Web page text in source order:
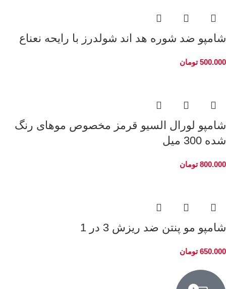
شامپو ضد شوره هد اند شولدرز با رایحه نعناع
500.000 تومان
شامپو لورال السیو قرمز مخصوص موهای رنگ
شده 300 میل
800.000 تومان
شامپو مو پنتن ضد ریزش 3 در 1
650.000 تومان